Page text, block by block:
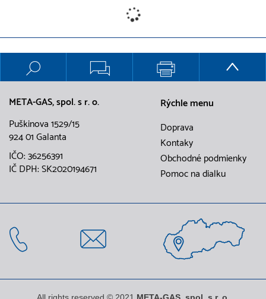
META-GAS, spol. s r. o.
Puškinova 1529/15
924 01 Galanta
IČO: 36256391
IČ DPH: SK2020194671
Rýchle menu
Doprava
Kontaky
Obchodné podmienky
Pomoc na dialku